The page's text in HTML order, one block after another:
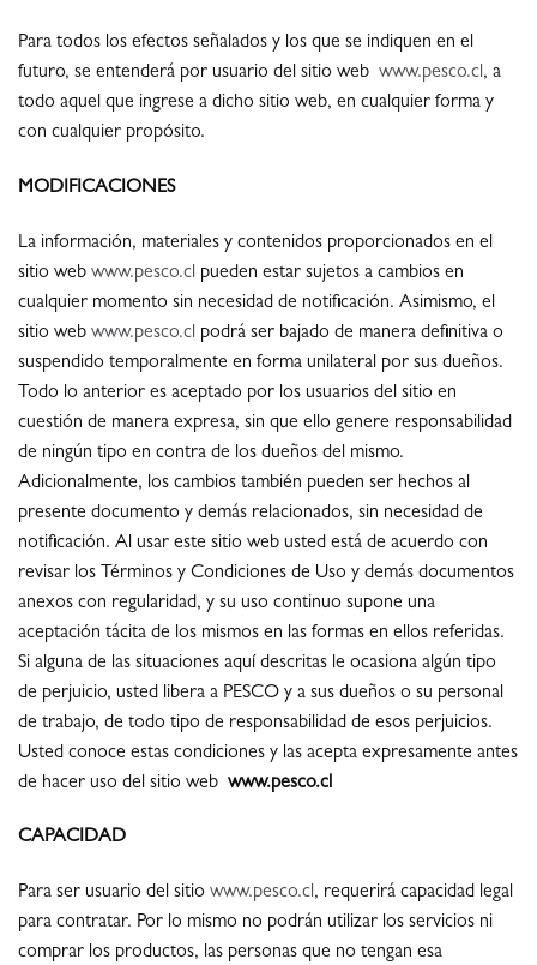
Para todos los efectos señalados y los que se indiquen en el
futuro, se entenderá por usuario del sitio web www.pesco.cl, a
todo aquel que ingrese a dicho sitio web, en cualquier forma y
con cualquier propósito.
MODIFICACIONES
La información, materiales y contenidos proporcionados en el
sitio web www.pesco.cl pueden estar sujetos a cambios en
cualquier momento sin necesidad de notificación. Asimismo, el
sitio web www.pesco.cl podrá ser bajado de manera definitiva o
suspendido temporalmente en forma unilateral por sus dueños.
Todo lo anterior es aceptado por los usuarios del sitio en
cuestión de manera expresa, sin que ello genere responsabilidad
de ningún tipo en contra de los dueños del mismo.
Adicionalmente, los cambios también pueden ser hechos al
presente documento y demás relacionados, sin necesidad de
notificación. Al usar este sitio web usted está de acuerdo con
revisar los Términos y Condiciones de Uso y demás documentos
anexos con regularidad, y su uso continuo supone una
aceptación tácita de los mismos en las formas en ellos referidas.
Si alguna de las situaciones aquí descritas le ocasiona algún tipo
de perjuicio, usted libera a PESCO y a sus dueños o su personal
de trabajo, de todo tipo de responsabilidad de esos perjuicios.
Usted conoce estas condiciones y las acepta expresamente antes
de hacer uso del sitio web www.pesco.cl
CAPACIDAD
Para ser usuario del sitio www.pesco.cl, requerirá capacidad legal
para contratar. Por lo mismo no podrán utilizar los servicios ni
comprar los productos, las personas que no tengan esa